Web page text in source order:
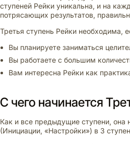
ступеней Рейки уникальна, и на
потрясающих результатов,
Третья ступень Рейки необходима,
Вы планируете заниматься
Вы работаете с большим
Вам интересна Рейки как
С чего начинается
Как и все предыдущие ступени, она
(Инициации, «Настройки») в 3